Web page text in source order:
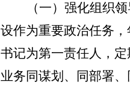
（一）强化组织
设作为重要政治任务
书记为第一责任人，
业务同谋划、同部署